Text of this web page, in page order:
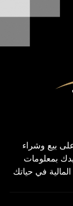
بيع وشراء
بمعلومات
في حياتك